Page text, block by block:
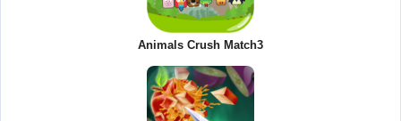
Animals Crush Match3